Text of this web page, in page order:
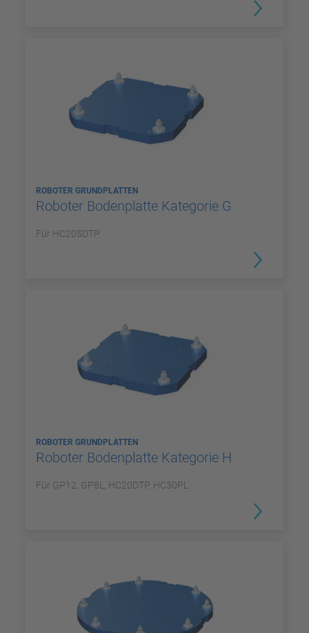
ROBOTER GRUNDPLATTEN
Roboter Bodenplatte Kategorie G
Für HC20SDTP
ROBOTER GRUNDPLATTEN
Roboter Bodenplatte Kategorie H
Für GP12, GP8L, HC20DTP, HC30PL